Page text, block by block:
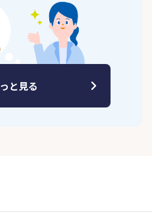
と見る